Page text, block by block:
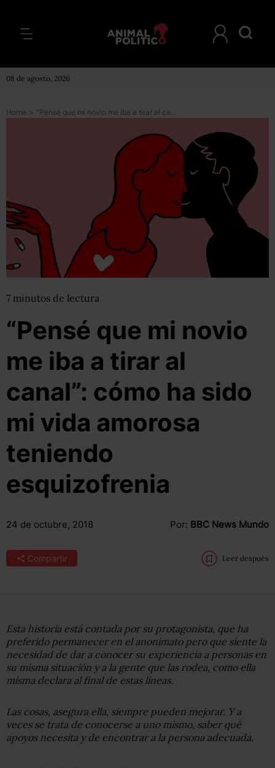
08 de agosto, 2026
Home > “Pensé que mi novio me iba a tirar al canal”: cómo ha sido mi vida amorosa teniendo esquizofrenia
7 minutos de lectura
“Pensé que mi novio
me iba a tirar al
canal”: cómo ha sido
mi vida amorosa
teniendo
esquizofrenia
24 de octubre, 2018 Por: BBC News Mundo
Compartir Leer después
Esta historia está contada por su protagonista, que ha
preferido permanecer en el anonimato pero que siente la
necesidad de dar a conocer su experiencia a personas en
su misma situación y a la gente que las rodea, como ella
misma declara al final de estas líneas.
Las cosas, asegura ella, siempre pueden mejorar. Y a
veces se trata de conocerse a uno mismo, saber qué
apoyos necesita y de encontrar a la persona adecuada.